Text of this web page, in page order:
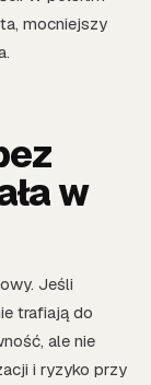
mocniejszy
w
Jeśli
trafiają do
ale nie
i ryzyko przy